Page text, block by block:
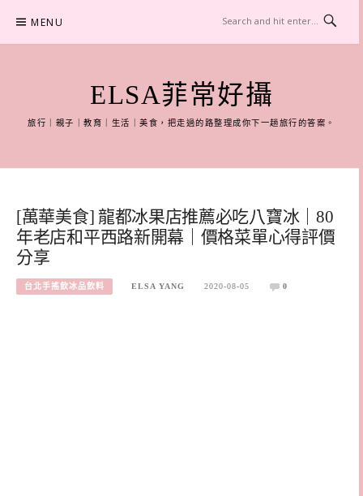
content
MENU
ELSA菲常好攝
旅行｜親子｜教育｜生活｜美食，把走過的路整理成你下一趟旅行的答案。
[萬華美食] 龍都冰果店推薦必吃八寶冰｜80
年老店和平西路新開幕｜價格菜單心得評價
分享
台北手搖飲冰品飲料 ELSA YANG 2020-08-05 0